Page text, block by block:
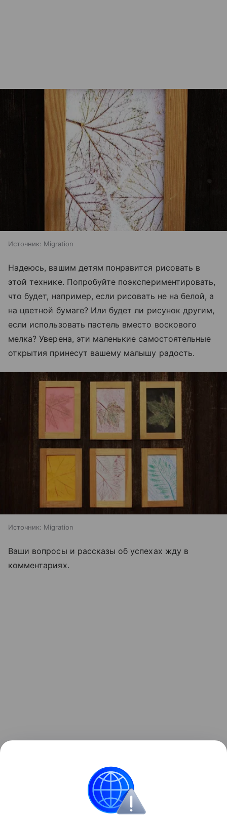
Источник: Migration
Надеюсь, вашим детям понравится рисовать в
этой технике. Попробуйте поэкспериментировать,
что будет, например, если рисовать не на белой, а
на цветной бумаге? Или будет ли рисунок другим,
если использовать пастель вместо воскового
мелка? Уверена, эти маленькие самостоятельные
открытия принесут вашему малышу радость.
Источник: Migration
Ваши вопросы и рассказы об успехах жду в
комментариях.
Как сделать жвачку для рук и
воздушную массу для лепки